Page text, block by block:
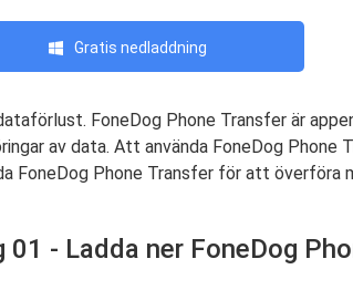
Gratis nedladdning
FoneDog Phone Transfer är
av data. Att använda FoneDog Phone
FoneDog Phone Transfer för att överföra
01 - Ladda ner FoneDog